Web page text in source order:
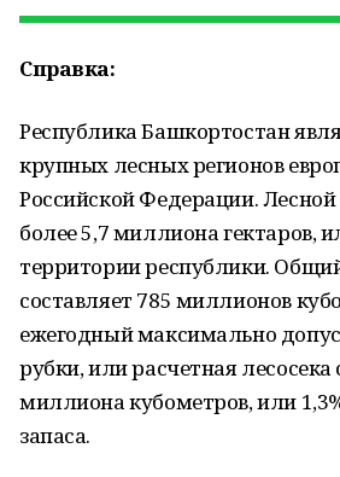
Справка:
Республика Башкортостан
крупных лесных регионов
Российской Федерации.
более 5,7 миллиона гектаров,
территории республики.
составляет 785 миллионов
ежегодный максимально
рубки, или расчетная лесосека
миллиона кубометров, или
запаса.